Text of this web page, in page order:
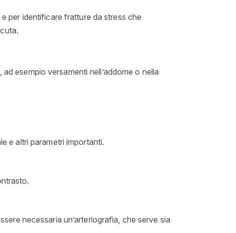
per identificare fratture da stress che
esempio versamenti nell’addome o nella
e altri parametri importanti.
necessaria un’arteriografia, che serve sia